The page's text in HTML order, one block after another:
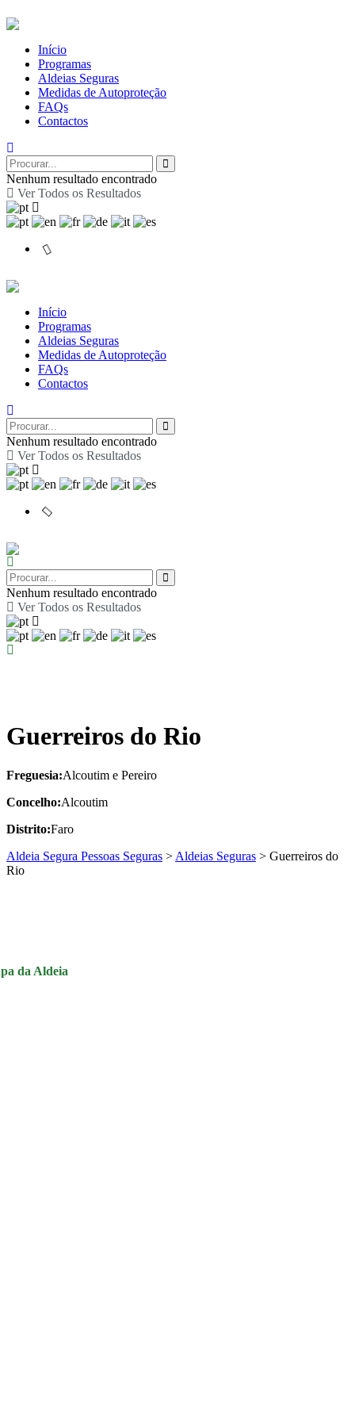
Início
Programas
Aldeias Seguras
Medidas de Autoproteção
FAQs
Contactos
Nenhum resultado encontrado
Ver Todos os Resultados
Início
Programas
Aldeias Seguras
Medidas de Autoproteção
FAQs
Contactos
Nenhum resultado encontrado
Ver Todos os Resultados
Nenhum resultado encontrado
Ver Todos os Resultados
Guerreiros do Rio
Freguesia:Alcoutim e Pereiro
Concelho:Alcoutim
Distrito:Faro
Aldeia Segura Pessoas Seguras > Aldeias Seguras > Guerreiros do
Rio
da Aldeia